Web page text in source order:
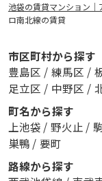
池袋の賃貸マンション｜
ロ南北線の賃貸
市区町村から探す
豊島区 / 練馬区 /
足立区 / 中野区 /
町名から探す
上池袋 / 野火止 /
巣鴨 / 要町
路線から探す